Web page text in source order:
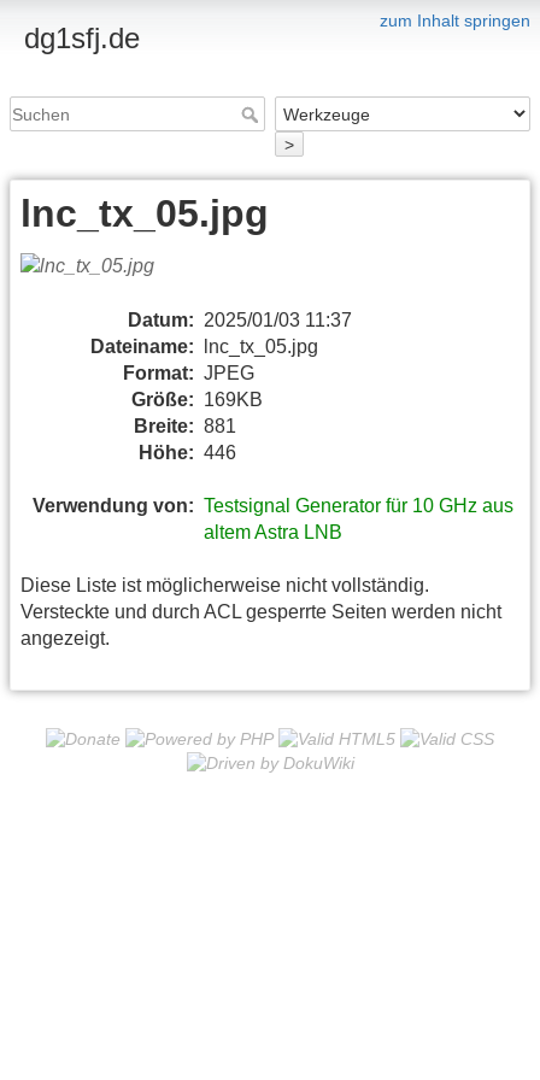
zum Inhalt springen
dg1sfj.de
>
lnc_tx_05.jpg
Datum: 2025/01/03 11:37
Dateiname:
lnc_tx_05.jpg
Format: JPEG
Größe: 169KB
Breite: 881
Höhe: 446
Verwendung von: Testsignal Generator für 10 GHz aus
altem Astra LNB
Diese Liste ist möglicherweise nicht vollständig.
Versteckte und durch ACL gesperrte Seiten werden nicht
angezeigt.